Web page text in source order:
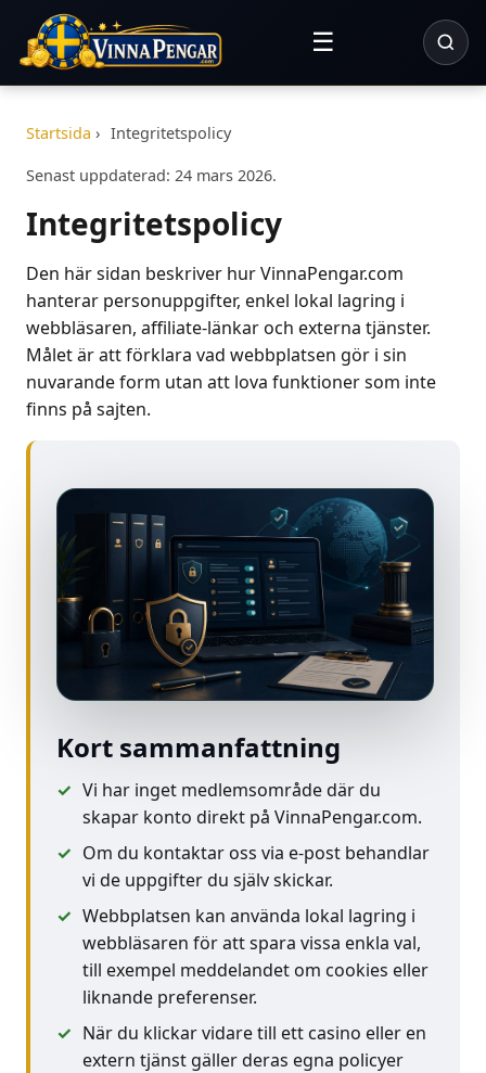
☰
Startsida › Integritetspolicy
Senast uppdaterad: 24 mars 2026.
Integritetspolicy
Den här sidan beskriver hur VinnaPengar.com
hanterar personuppgifter, enkel lokal lagring i
webbläsaren, affiliate-länkar och externa tjänster.
Målet är att förklara vad webbplatsen gör i sin
nuvarande form utan att lova funktioner som inte
finns på sajten.
Kort sammanfattning
Vi har inget medlemsområde där du
skapar konto direkt på VinnaPengar.com.
Om du kontaktar oss via e-post behandlar
vi de uppgifter du själv skickar.
Webbplatsen kan använda lokal lagring i
webbläsaren för att spara vissa enkla val,
till exempel meddelandet om cookies eller
liknande preferenser.
När du klickar vidare till ett casino eller en
extern tjänst gäller deras egna policyer